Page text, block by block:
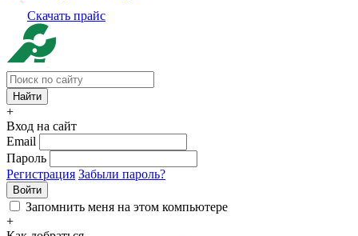
Скачать прайс
+
Вход на сайт
Email
Пароль
Регистрация Забыли пароль?
Войти
Запомнить меня на этом компьютере
+